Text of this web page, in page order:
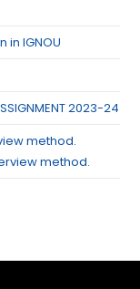
in IGNOU
2023-24
method.
method.